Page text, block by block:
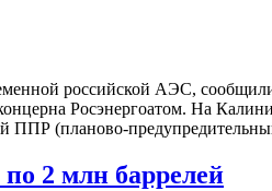
российской АЭС,
Росэнергоатом. На
ППР (планово-
2 млн баррелей